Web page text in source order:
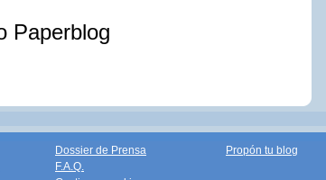
Dossier de Prensa
F.A.Q.
Propón tu blog